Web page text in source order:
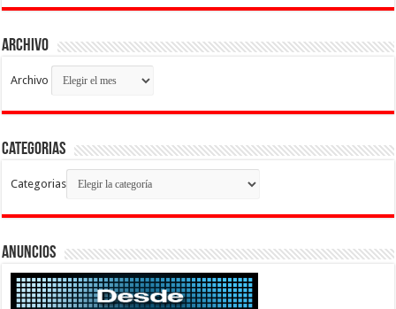
Archivo
Archivo
Categorias
Categorias
Anuncios